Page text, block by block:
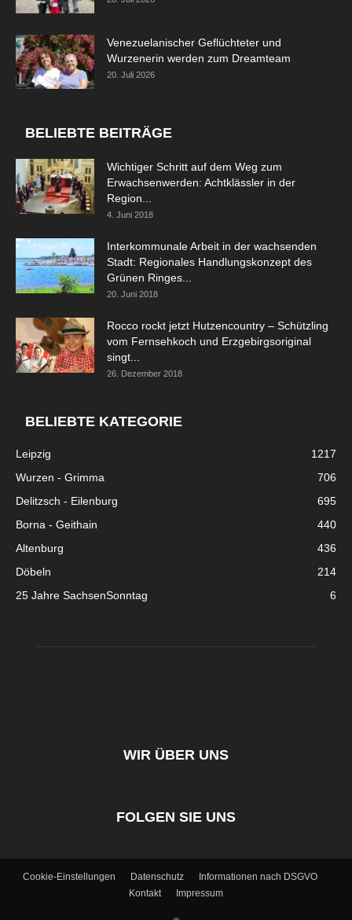
Venezuelanischer Geflüchteter und
Wurzenerin werden zum Dreamteam
20. Juli 2026
BELIEBTE BEITRÄGE
Wichtiger Schritt auf dem Weg zum
Erwachsenwerden: Achtklässler in der
Region...
4. Juni 2018
Interkommunale Arbeit in der wachsenden
Stadt: Regionales Handlungskonzept des
Grünen Ringes...
20. Juni 2018
Rocco rockt jetzt Hutzencountry – Schützling
vom Fernsehkoch und Erzgebirgsoriginal
singt...
26. Dezember 2018
BELIEBTE KATEGORIE
Leipzig
1217
Wurzen - Grimma
706
Delitzsch - Eilenburg
695
Borna - Geithain
440
Altenburg
436
Döbeln
214
25 Jahre SachsenSonntag
6
WIR ÜBER UNS
FOLGEN SIE UNS
Cookie-Einstellungen Datenschutz
Informationen nach DSGVO
Kontakt
Impressum